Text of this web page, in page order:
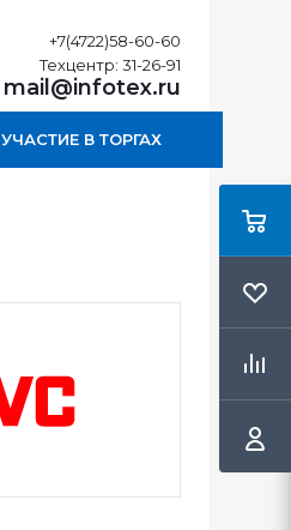
+7(4722)58-60-60
Техцентр: 31-26-91
mail@infotex.ru
УЧАСТИЕ В ТОРГАХ